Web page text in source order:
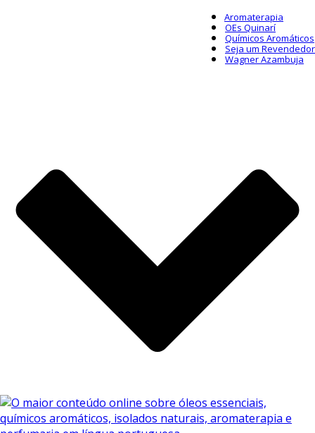
Aromaterapia
OEs Quinarí
Químicos Aromáticos
Seja um Revendedor
Wagner Azambuja